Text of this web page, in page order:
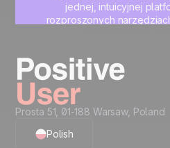
jednej, intuicyjnej
rozproszonych
Prosta 51, 01-188 Warsaw, Poland
Polish